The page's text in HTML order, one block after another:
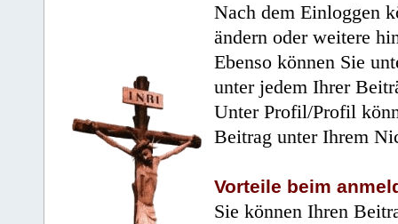
Nach dem Einloggen
ändern oder weitere
Ebenso können Sie
unter jedem Ihrer
Unter Profil/Profil
Beitrag unter Ihrem
Vorteile beim
Sie können Ihren